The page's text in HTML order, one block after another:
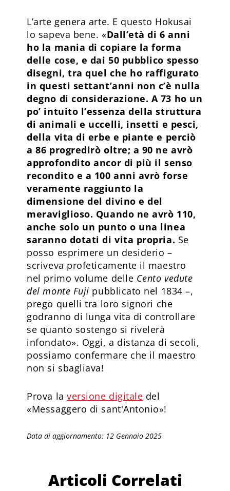
L’arte genera arte. E questo Hokusai
lo sapeva bene. «Dall’età di 6 anni
ho la mania di copiare la forma
delle cose, e dai 50 pubblico spesso
disegni, tra quel che ho raffigurato
in questi settant’anni non c’è nulla
degno di considerazione. A 73 ho un
po’ intuito l’essenza della struttura
di animali e uccelli, insetti e pesci,
della vita di erbe e piante e perciò
a 86 progredirò oltre; a 90 ne avrò
approfondito ancor di più il senso
recondito e a 100 anni avrò forse
veramen­te raggiunto la
dimensione del divino e del
meraviglioso. Quando ne avrò 110,
anche solo un punto o una linea
saranno dotati di vita propria. Se
posso esprimere un desiderio –
scriveva profeticamente il maestro
nel primo volume delle Cento vedute
del monte Fuji pubblicato nel 1834 –,
prego quelli tra loro signori che
godranno di lunga vita di controllare
se quanto sostengo si rivelerà
infondato». Oggi, a distanza di secoli,
possiamo confermare che il maestro
non si sbagliava!
Prova laversione digitale del
«Messaggero di sant'Antonio»!
Data di aggiornamento: 12 Gennaio 2025
Articoli Correlati